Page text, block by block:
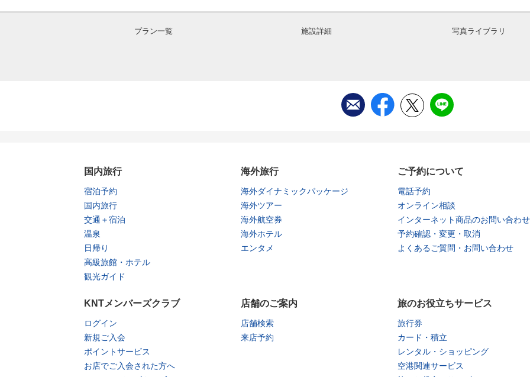
プラン一覧 施設詳細 写真ライブラリ
国内旅行
宿泊予約
国内旅行
交通＋宿泊
温泉
日帰り
高級旅館・ホテル
観光ガイド
海外旅行
海外ダイナミックパッケージ
海外ツアー
海外航空券
海外ホテル
エンタメ
ご予約について
電話予約
オンライン相談
インターネット商品のお問い合わせ
予約確認・変更・取消
よくあるご質問・お問い合わせ
KNTメンバーズクラブ
ログイン
新規ご入会
ポイントサービス
お店でご入会された方へ
店舗のご案内
店舗検索
来店予約
旅のお役立ちサービス
旅行券
カード・積立
レンタル・ショッピング
空港関連サービス